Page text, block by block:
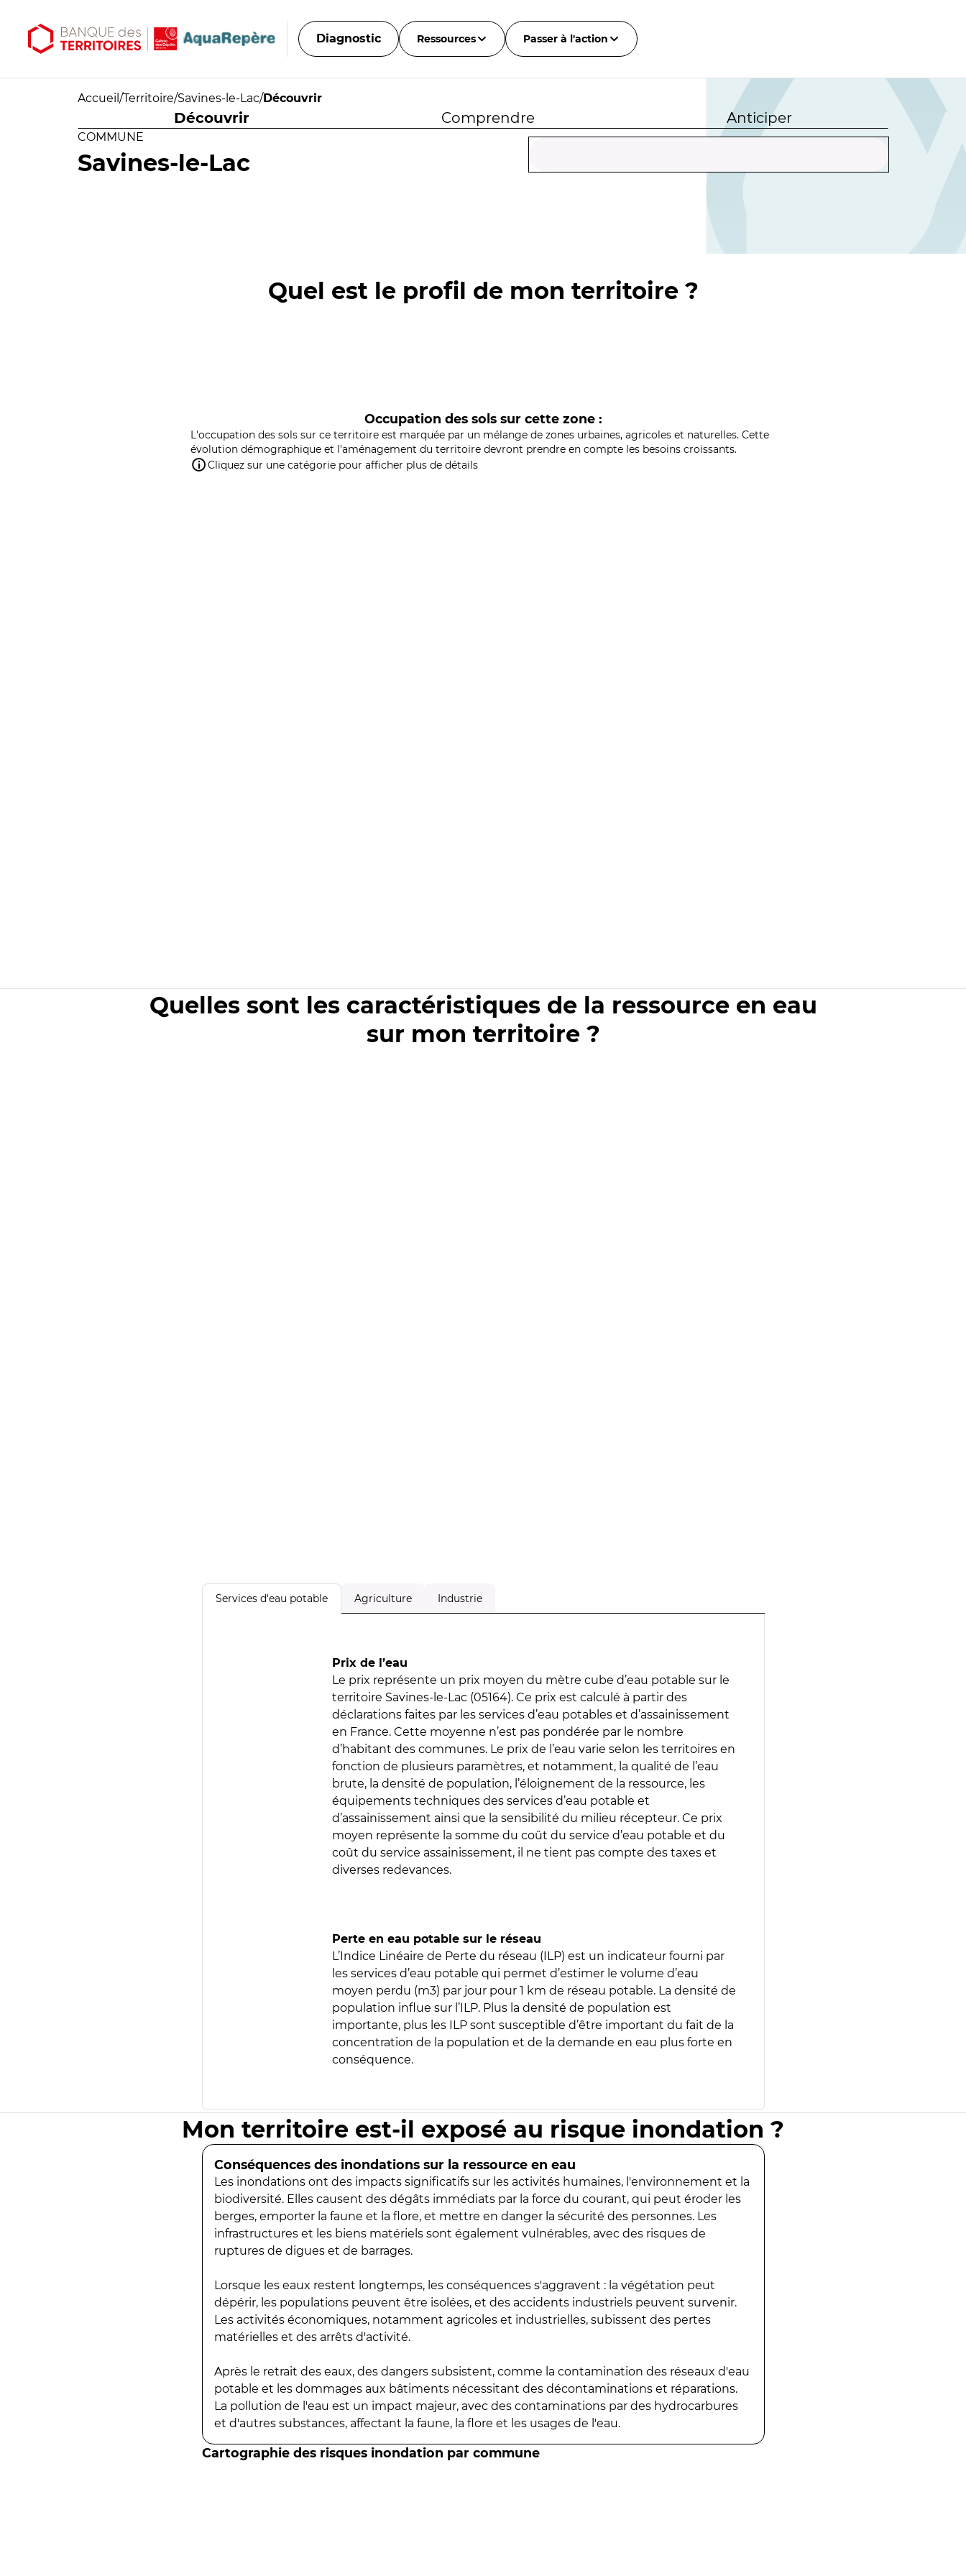
Diagnostic Ressources Passer à l'action
Accueil /Territoire/Savines-le-Lac/Découvrir
Découvrir Comprendre Anticiper
COMMUNE
Savines-le-Lac
Quel est le profil de mon territoire ?
Occupation des sols sur cette zone :
L'occupation des sols sur ce territoire est marquée par un mélange de zones urbaines, agricoles et naturelles. Cette
évolution démographique et l'aménagement du territoire devront prendre en compte les besoins croissants.
Cliquez sur une catégorie pour afficher plus de détails
Quelles sont les caractéristiques de la ressource en eau
sur mon territoire ?
Services d'eau potable Agriculture Industrie
Prix de l’eau
Le prix représente un prix moyen du mètre cube d’eau potable sur le
territoire Savines-le-Lac (05164). Ce prix est calculé à partir des
déclarations faites par les services d’eau potables et d’assainissement
en France. Cette moyenne n’est pas pondérée par le nombre
d’habitant des communes. Le prix de l’eau varie selon les territoires en
fonction de plusieurs paramètres, et notamment, la qualité de l’eau
brute, la densité de population, l’éloignement de la ressource, les
équipements techniques des services d’eau potable et
d’assainissement ainsi que la sensibilité du milieu récepteur. Ce prix
moyen représente la somme du coût du service d’eau potable et du
coût du service assainissement, il ne tient pas compte des taxes et
diverses redevances.
Perte en eau potable sur le réseau
L’Indice Linéaire de Perte du réseau (ILP) est un indicateur fourni par
les services d’eau potable qui permet d’estimer le volume d’eau
moyen perdu (m3) par jour pour 1 km de réseau potable. La densité de
population influe sur l’ILP. Plus la densité de population est
importante, plus les ILP sont susceptible d’être important du fait de la
concentration de la population et de la demande en eau plus forte en
conséquence.
Mon territoire est-il exposé au risque inondation ?
Conséquences des inondations sur la ressource en eau
Les inondations ont des impacts significatifs sur les activités humaines, l'environnement et la
biodiversité. Elles causent des dégâts immédiats par la force du courant, qui peut éroder les
berges, emporter la faune et la flore, et mettre en danger la sécurité des personnes. Les
infrastructures et les biens matériels sont également vulnérables, avec des risques de
ruptures de digues et de barrages.
Lorsque les eaux restent longtemps, les conséquences s'aggravent : la végétation peut
dépérir, les populations peuvent être isolées, et des accidents industriels peuvent survenir.
Les activités économiques, notamment agricoles et industrielles, subissent des pertes
matérielles et des arrêts d'activité.
Après le retrait des eaux, des dangers subsistent, comme la contamination des réseaux d'eau
potable et les dommages aux bâtiments nécessitant des décontaminations et réparations.
La pollution de l'eau est un impact majeur, avec des contaminations par des hydrocarbures
et d'autres substances, affectant la faune, la flore et les usages de l'eau.
Cartographie des risques inondation par commune